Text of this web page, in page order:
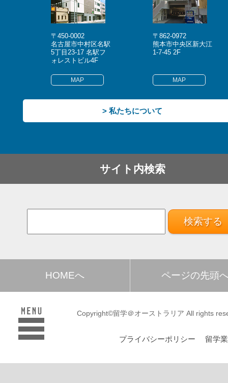
〒450-0002
名古屋市中村区名駅
5丁目23-17 名駅フ
ォレストビル4F
MAP
〒862-0972
熊本市中央区新大江
1-7-45 2F
MAP
> 私たちについて
サイト内検索
HOMEへ ページの先頭
Copyright©留学＠オーストラリア All rights
プライバシーポリシー 留学